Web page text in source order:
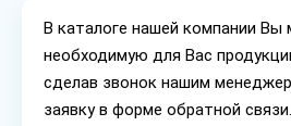
В каталоге нашей компании Вы
необходимую для Вас
сделав звонок нашим
заявку в форме обратной